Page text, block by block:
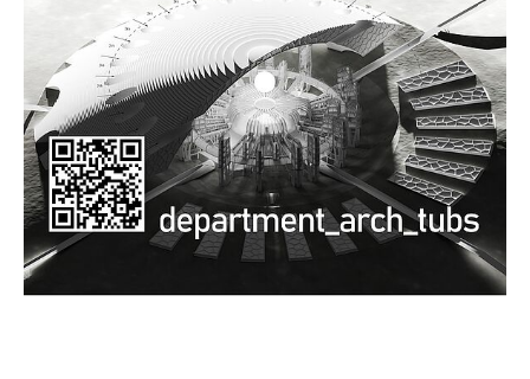
Documents and Downloads